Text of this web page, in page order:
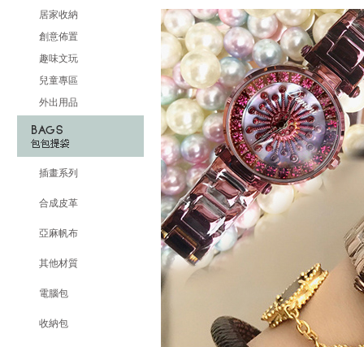
居家收納
創意佈置
趣味文玩
兒童專區
外出用品
插畫系列
合成皮革
亞麻帆布
其他材質
電腦包
收納包